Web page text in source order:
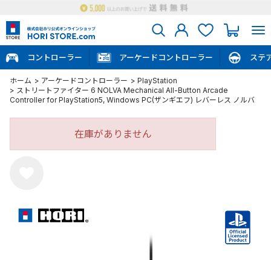
コントローラー アーケードコントローラー ステ
ホーム > アーケードコントローラー > PlayStation
> ストリートファイター 6 NOLVA Mechanical All-Button Arcade
Controller for PlayStation5, Windows PC(ザンギエフ) レバーレス ノルバ
在庫がありません